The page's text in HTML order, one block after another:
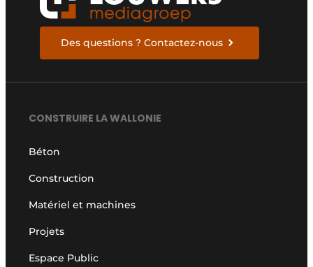
Des questions ? Contactez-nous
CONSTRUIRE LA WALLONIE
Béton
Construction
Matériel et machines
Projets
Espace Public